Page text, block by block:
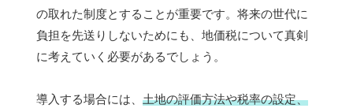
の取れた制度とすることが重要です。将来の世代に
負担を先送りしないためにも、地価税について真剣
に考えていく必要があるでしょう。
導入する場合には、 土地の評価方法や税率の設定、